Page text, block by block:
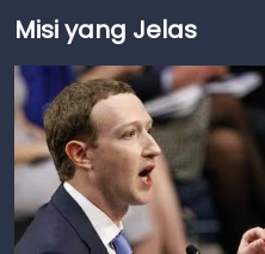
Misi yang Jelas